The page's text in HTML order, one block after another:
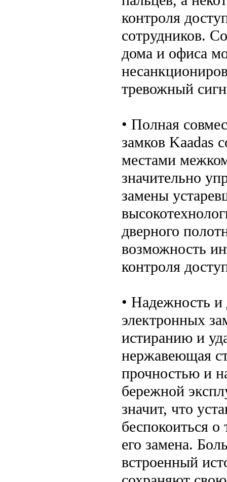
контроля
сотрудников.
дома и офиса
тревожный
• Полная
замков Kaadas
местами
значительно
замены
дверного
возможность
контроля
• Надежность и
электронных
истиранию и
нержавеющая
прочностью и
бережной
значит, что
беспокоиться о
его замена.
встроенный